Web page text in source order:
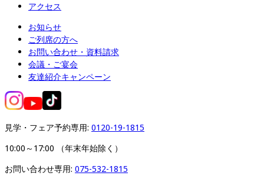
アクセス
お知らせ
ご列席の方へ
お問い合わせ・資料請求
会議・ご宴会
友達紹介キャンペーン
見学・フェア予約専用: 0120-19-1815
10:00～17:00 （年末年始除く）
お問い合わせ専用: 075-532-1815